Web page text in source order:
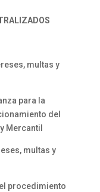
multas y
para la
del
Mercantil
multas y
procedimiento